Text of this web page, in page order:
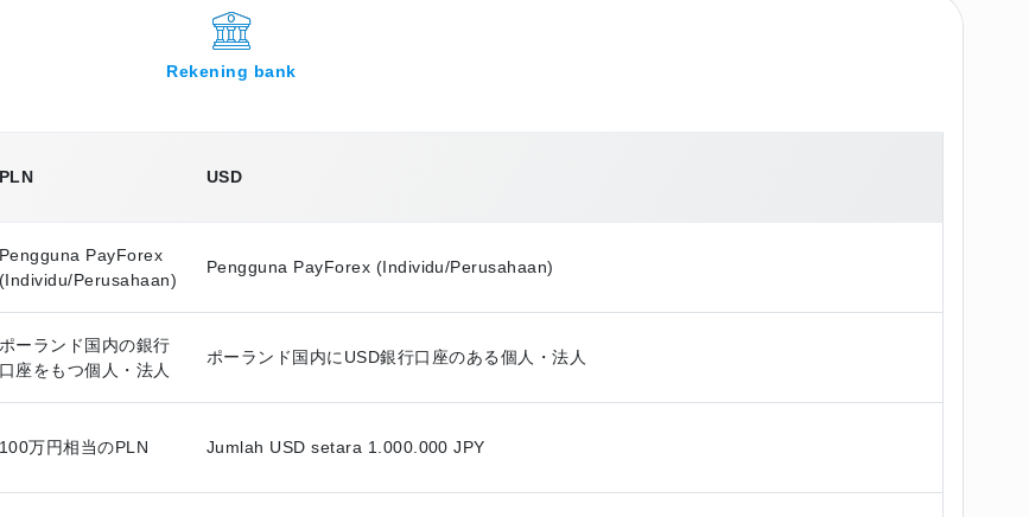
Rekening bank
PLN USD
Pengguna PayForex
(Individu/Perusahaan)
Pengguna PayForex (Individu/Perusahaan)
ポーランド国内の銀行
口座をもつ個人・法人
ポーランド国内にUSD銀行口座のある個人・法人
100万円相当のPLN Jumlah USD setara 1.000.000 JPY